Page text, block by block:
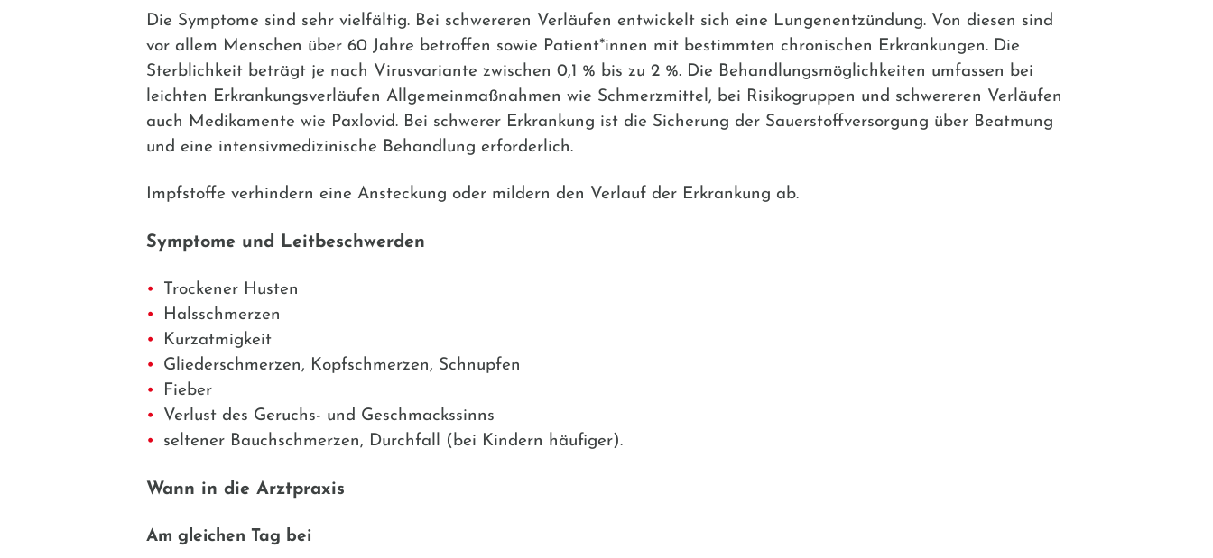
Die Symptome sind sehr vielfältig. Bei schwereren Verläufen entwickelt sich eine Lungenentzündung. Von diesen sind
vor allem Menschen über 60 Jahre betroffen sowie Patient*innen mit bestimmten chronischen Erkrankungen. Die
Sterblichkeit beträgt je nach Virusvariante zwischen 0,1 % bis zu 2 %. Die Behandlungsmöglichkeiten umfassen bei
leichten Erkrankungsverläufen Allgemeinmaßnahmen wie Schmerzmittel, bei Risikogruppen und schwereren Verläufen
auch Medikamente wie Paxlovid. Bei schwerer Erkrankung ist die Sicherung der Sauerstoffversorgung über Beatmung
und eine intensivmedizinische Behandlung erforderlich.
Impfstoffe verhindern eine Ansteckung oder mildern den Verlauf der Erkrankung ab.
Symptome und Leitbeschwerden
Trockener Husten
Halsschmerzen
Kurzatmigkeit
Gliederschmerzen, Kopfschmerzen, Schnupfen
Fieber
Verlust des Geruchs- und Geschmackssinns
seltener Bauchschmerzen, Durchfall (bei Kindern häufiger).
Wann in die Arztpraxis
Am gleichen Tag bei